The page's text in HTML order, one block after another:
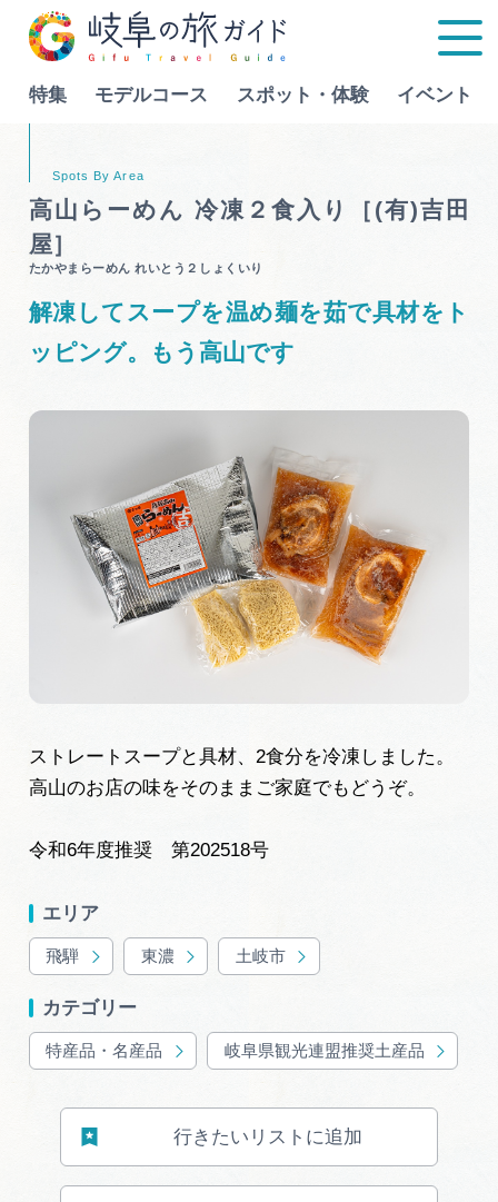
特集 モデルコース スポット・体験 イベント
モデルコース
スポット・体験
旅の予約
アクセス
インフォメーション
早わかり岐阜
岐阜県アウトドア観光キャンペーン
岐阜県まるごと観光エリアガイド
岐阜県観光データベース
Language
行きたいリストを見る
高山らーめん 冷凍２食入り［(有)吉田
屋］
たかやまらーめん れいとう２しょくいり
解凍してスープを温め麺を茹で具材をト
ッピング。もう高山です
ストレートスープと具材、2食分を冷凍しました。
高山のお店の味をそのままご家庭でもどうぞ。
令和6年度推奨 第202518号
エリア
飛騨 東濃 土岐市
カテゴリー
特産品・名産品 岐阜県観光連盟推奨土産品
行きたいリストに追加